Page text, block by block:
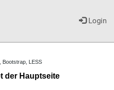
Login
Bootstrap, LESS
der Hauptseite